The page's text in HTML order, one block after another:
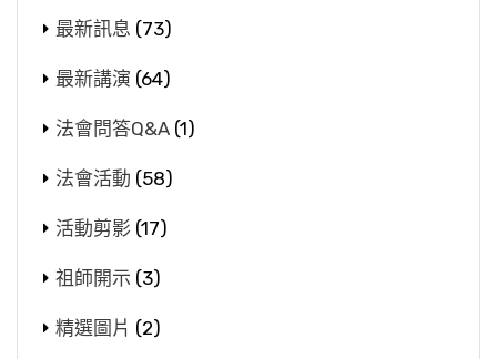
最新訊息 (73)
最新講演 (64)
法會問答Q&A (1)
法會活動 (58)
活動剪影 (17)
祖師開示 (3)
精選圖片 (2)